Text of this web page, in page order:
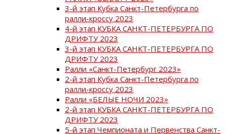
3-й этап Кубка Санкт-Петербурга по
ралли-кроссу 2023
4-й этап КУБКА САНКТ-ПЕТЕРБУРГА ПО
ДРИФТУ 2023
3-й этап КУБКА САНКТ-ПЕТЕРБУРГА ПО
ДРИФТУ 2023
Ралли «Санкт-Петербург 2023»
2-й этап Кубка Санкт-Петербурга по
ралли-кроссу 2023
Ралли «БЕЛЫЕ НОЧИ 2023»
2-й этап КУБКА САНКТ-ПЕТЕРБУРГА ПО
ДРИФТУ 2023
5-й этап Чемпионата и Первенства Санкт-